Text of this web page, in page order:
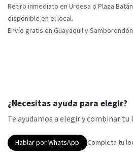
Retiro inmediato en Urdesa o Plaza
disponible en el local.
Envío gratis en Guayaquil y
¿Necesitas ayuda para elegir?
Te ayudamos a elegir y combinar
Hablar por WhatsApp Completa tu